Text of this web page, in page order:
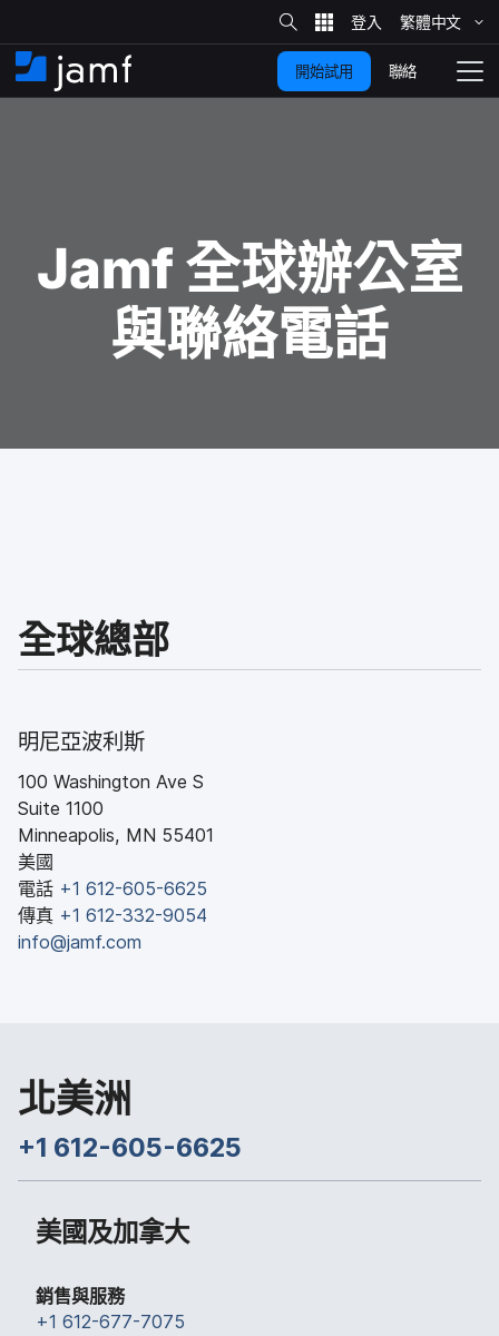
​
至
​
網
站
​搜
尋
繁體​中文
住
家
切
換
開始試用 聯絡
Jamf全球​辦公室​
與​聯絡​電話
全球​總部
明尼亞波利斯
100 Washington Ave S
Suite 1100
Minneapolis, MN 55401
美國
電話 +1 612-605-6625
傳真 +1 612-332-9054
info@jamf.com
北​美洲
+1 612-605-6625
美國​及​加拿大
銷售​與​服務
+1 612-677-7075